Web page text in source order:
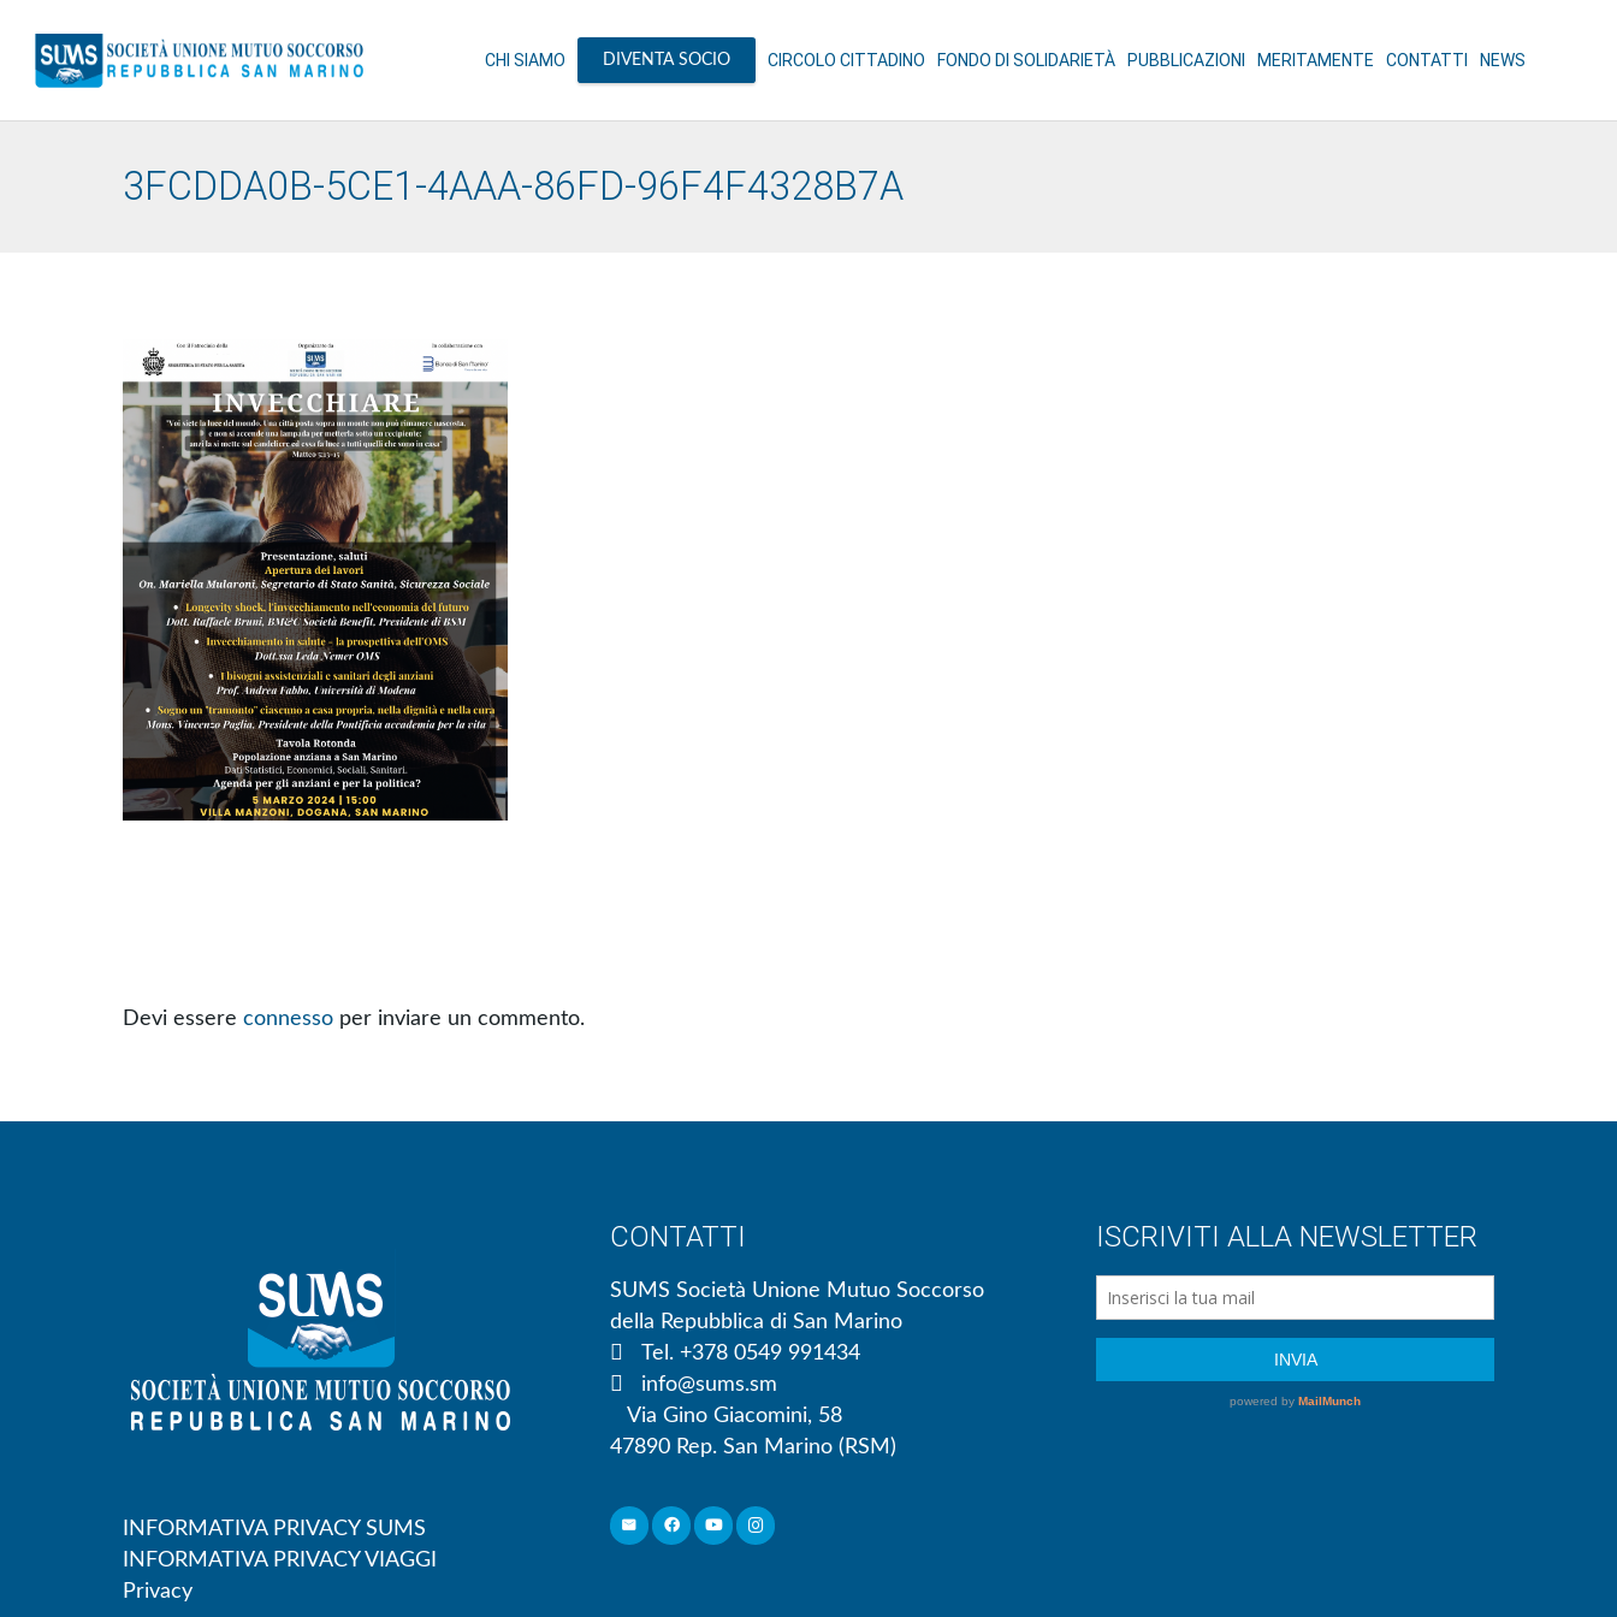
CHI SIAMO DIVENTA SOCIO CIRCOLO CITTADINO FONDO DI SOLIDARIETÀ PUBBLICAZIONI MERITAMENTE CONTATTI NEWS
3FCDDA0B-5CE1-4AAA-86FD-96F4F4328B7A
Devi essere connesso per inviare un commento.
INFORMATIVA PRIVACY SUMS
INFORMATIVA PRIVACY VIAGGI
Privacy
CONTATTI
SUMS Società Unione Mutuo Soccorso
della Repubblica di San Marino
Tel. +378 0549 991434
info@sums.sm
Via Gino Giacomini, 58
47890 Rep. San Marino (RSM)
ISCRIVITI ALLA NEWSLETTER